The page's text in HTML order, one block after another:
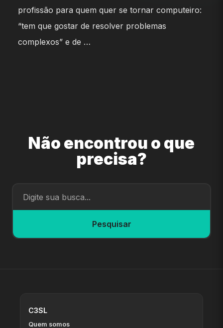
profissão para quem quer se tornar computeiro:
“tem que gostar de resolver problemas
complexos” e de …
Não encontrou o que
precisa?
Pesquisar
C3SL
Quem somos